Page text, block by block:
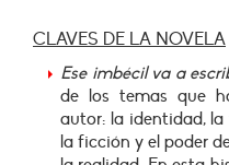
CLAVES DE LA NOVELA
Ese imbécil va a
de los temas que
autor: la identidad,
la ficción y el poder